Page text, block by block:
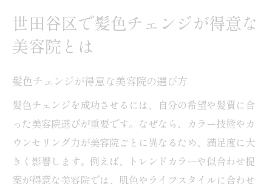
世田谷区で髪色チェンジが得意な
美容院とは
髪色チェンジが得意な美容院の選び方
髪色チェンジを成功させるには、自分の希望や髪質に合
った美容院選びが重要です。なぜなら、カラー技術やカ
ウンセリング力が美容院ごとに異なるため、満足度に大
きく影響します。例えば、トレンドカラーや似合わせ提
案が得意な美容院では、肌色やライフスタイルに合わせ